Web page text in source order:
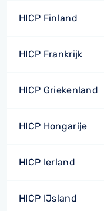
HICP Finland
HICP Frankrijk
HICP Griekenland
HICP Hongarije
HICP Ierland
HICP IJsland